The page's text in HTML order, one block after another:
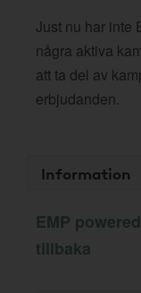
Just nu har inte
några aktiva
att ta del av
erbjudanden.
Information
EMP
tillbaka